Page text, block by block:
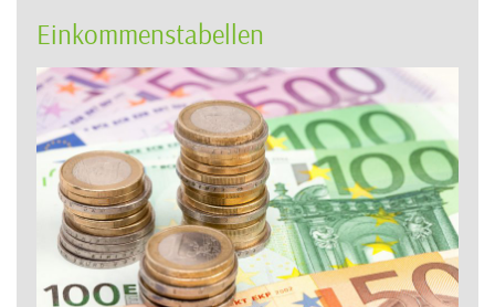
Einkommenstabellen